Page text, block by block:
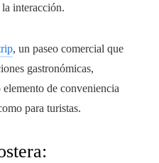
interacción.
, un paseo comercial que
gastronómicas,
de conveniencia
para turistas.